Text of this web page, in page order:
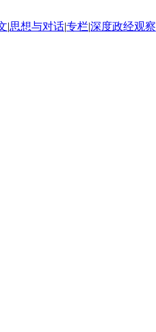
|思想与对话|专栏|深度政经观察